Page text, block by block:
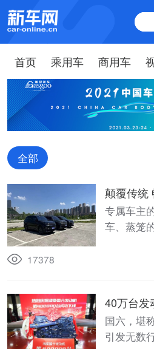
首页 乘用车 商用车
全部
颠覆传统
领舒适行
专属车主
车、蒸笼
暴涨，
17378
40万台发
柴用数字
国六，堪
引发无数